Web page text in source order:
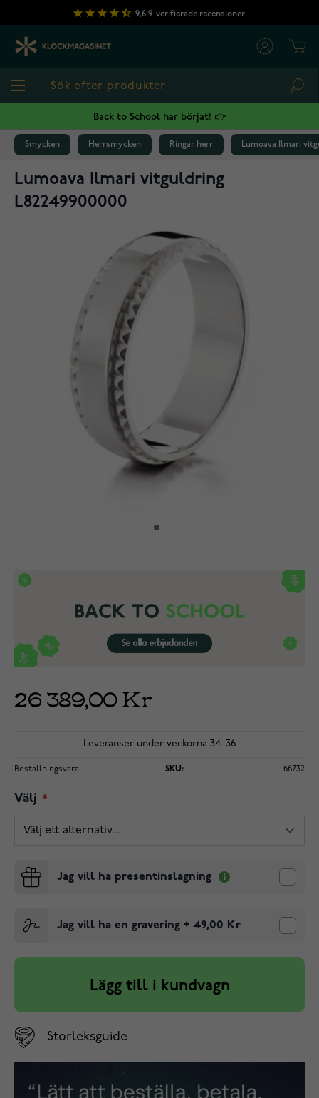
Hoppa till innehållet
9,619 verifierade recensioner
Back to School har börjat! 👉
Smycken Herrsmycken Ringar herr Lumoava Ilmari
Lumoava Ilmari vitguldring
L82249900000
26 389,00 Kr
Leveranser under veckorna 34-36
Beställningsvara SKU: 66732
Välj
Jag vill ha presentinslagning
Jag vill ha en gravering + 49,00 Kr
Lägg till i kundvagn
Storleksguide